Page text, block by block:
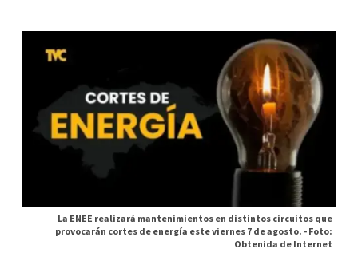
La ENEE realizará mantenimientos en distintos circuitos que
provocarán cortes de energía este viernes 7 de agosto. -Foto:
Obtenida de Internet